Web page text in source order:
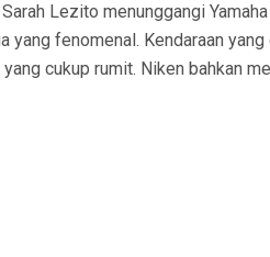
E
D
O
Lezito menunggangi
yang fenomenal. Kendaraan
cukup rumit. Niken bahkan